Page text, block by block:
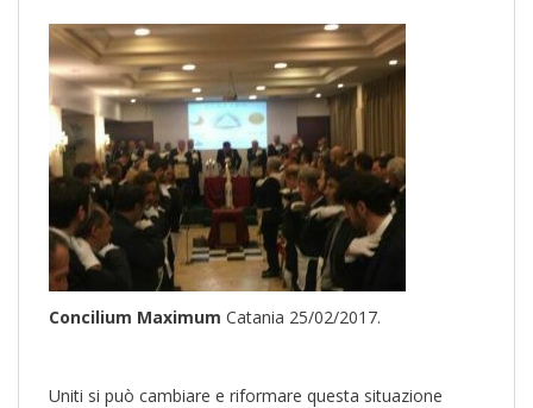
Concilium Maximum Catania 25/02/2017.
Uniti si può cambiare e riformare questa situazione